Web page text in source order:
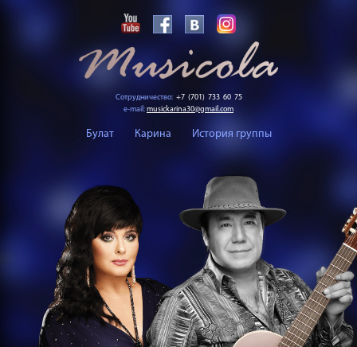
Сотрудничество: +7 (701) 733 60 75
e-mail:musickarina30@gmail.com
Булат Карина История группы